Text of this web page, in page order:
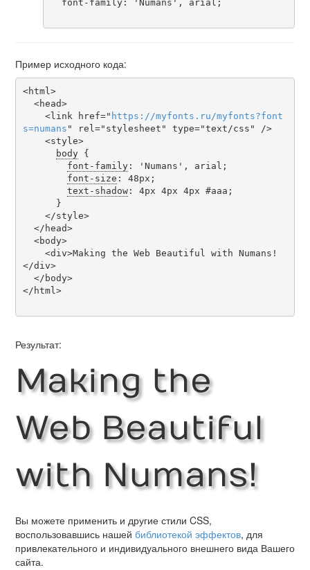
Пример исходного кода:
<html>
    <link href="
https ://myfonts . ru /myfonts?font
s=numans " rel="stylesheet" type="text/css" />
body {
font-family: 'Numans', arial;
font-size : 48px;
text-shadow: 4px 4px 4px #aaa;
</div>
</html>
Результат:
Making the
Web Beautiful
with Numans!
Вы можете применить и другие стили CSS,
воспользовавшись нашей библиотекой эффектов, для
привлекательного и индивидуального внешнего вида Вашего
сайта.